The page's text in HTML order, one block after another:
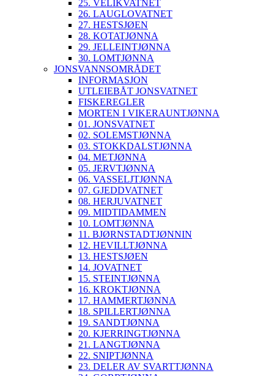
25. VELIKVATNET
26. LAUGLOVATNET
27. HESTSJØEN
28. KOTATJØNNA
29. JELLEINTJØNNA
30. LOMTJØNNA
JONSVANNSOMRÅDET
INFORMASJON
UTLEIEBÅT JONSVATNET
FISKEREGLER
MORTEN I VIKERAUNTJØNNA
01. JONSVATNET
02. SOLEMSTJØNNA
03. STOKKDALSTJØNNA
04. METJØNNA
05. JERVTJØNNA
06. VASSELJTJØNNA
07. GJEDDVATNET
08. HERJUVATNET
09. MIDTIDAMMEN
10. LOMTJØNNA
11. BJØRNSTADTJØNNIN
12. HEVILLTJØNNA
13. HESTSJØEN
14. JOVATNET
15. STEINTJØNNA
16. KROKTJØNNA
17. HAMMERTJØNNA
18. SPILLERTJØNNA
19. SANDTJØNNA
20. KJERRINGTJØNNA
21. LANGTJØNNA
22. SNIPTJØNNA
23. DELER AV SVARTTJØNNA